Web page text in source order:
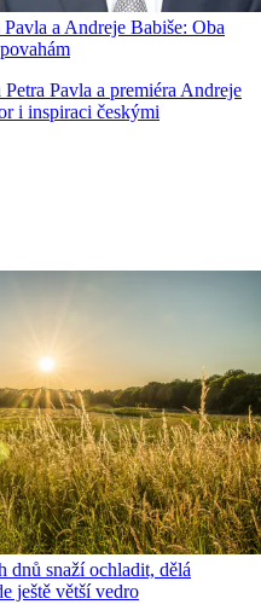
a Andreje Babiše: Oba
Pavla a premiéra Andreje
i inspiraci českými
dnů snaží ochladit, dělá
ještě větší vedro